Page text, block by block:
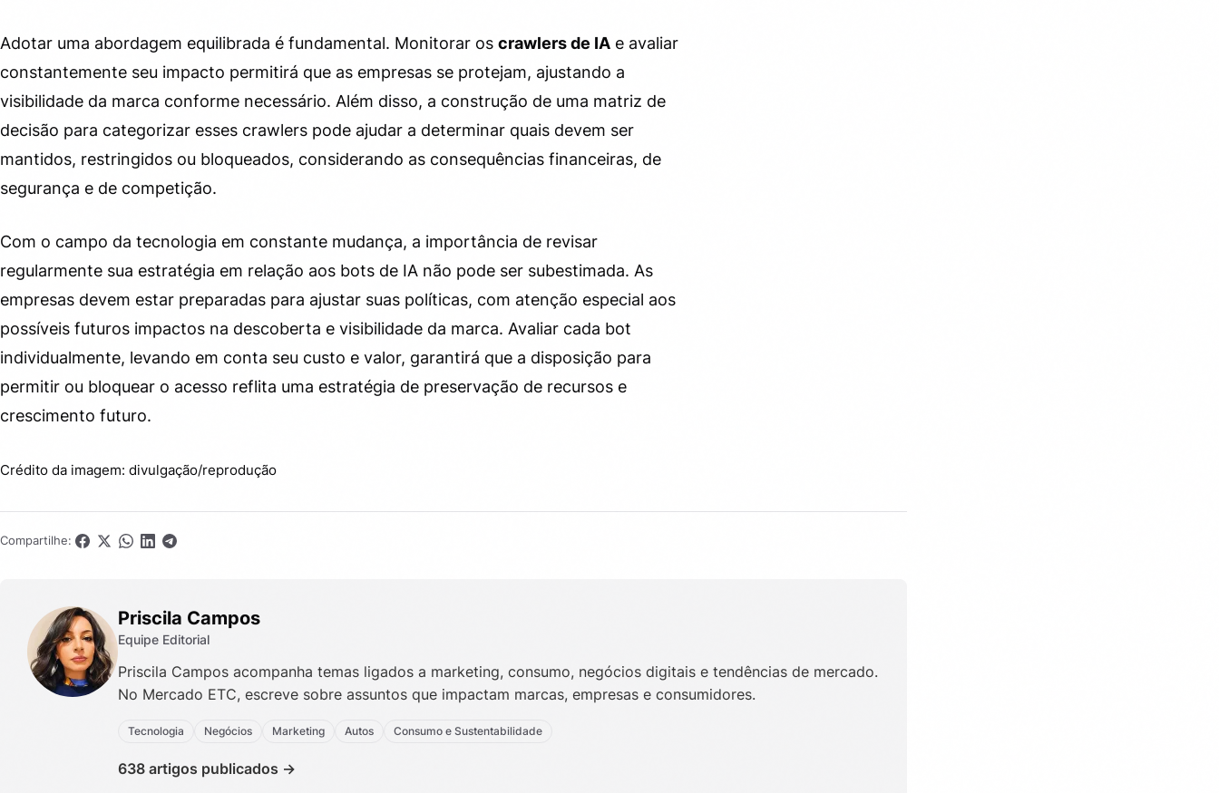
Adotar uma abordagem equilibrada é fundamental. Monitorar os crawlers de IA e avaliar
constantemente seu impacto permitirá que as empresas se protejam, ajustando a
visibilidade da marca conforme necessário. Além disso, a construção de uma matriz de
decisão para categorizar esses crawlers pode ajudar a determinar quais devem ser
mantidos, restringidos ou bloqueados, considerando as consequências financeiras, de
segurança e de competição.
Com o campo da tecnologia em constante mudança, a importância de revisar
regularmente sua estratégia em relação aos bots de IA não pode ser subestimada. As
empresas devem estar preparadas para ajustar suas políticas, com atenção especial aos
possíveis futuros impactos na descoberta e visibilidade da marca. Avaliar cada bot
individualmente, levando em conta seu custo e valor, garantirá que a disposição para
permitir ou bloquear o acesso reflita uma estratégia de preservação de recursos e
crescimento futuro.
Crédito da imagem: divulgação/reprodução
Compartilhe:
Priscila Campos
Equipe Editorial
Priscila Campos acompanha temas ligados a marketing, consumo, negócios digitais e tendências de mercado.
No Mercado ETC, escreve sobre assuntos que impactam marcas, empresas e consumidores.
Tecnologia Negócios Marketing Autos Consumo e Sustentabilidade
638 artigos publicados →